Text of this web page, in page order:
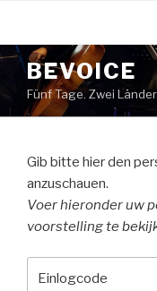
springen
BEVOICE
Fünf Tage. Zwei
Gib bitte hier den
anzuschauen.
Voer hieronder uw
voorstelling te